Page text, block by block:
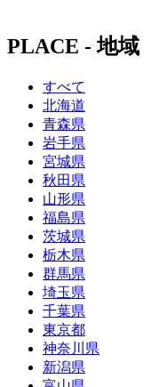
PLACE - 地域
すべて
北海道
青森県
岩手県
宮城県
秋田県
山形県
福島県
茨城県
栃木県
群馬県
埼玉県
千葉県
東京都
神奈川県
新潟県